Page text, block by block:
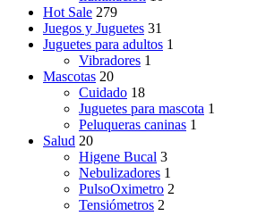
Hot Sale 279
Juegos y Juguetes 31
Juguetes para adultos 1
Vibradores 1
Mascotas 20
Cuidado 18
Juguetes para mascota 1
Peluqueras caninas 1
Salud 20
Higene Bucal 3
Nebulizadores 1
PulsoOximetro 2
Tensiómetros 2